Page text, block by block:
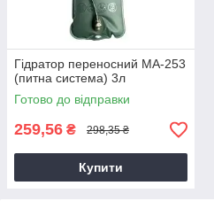
Гідратор переносний MA-253
(питна система) 3л
Готово до відправки
259,56 ₴ 298,35 ₴
Купити